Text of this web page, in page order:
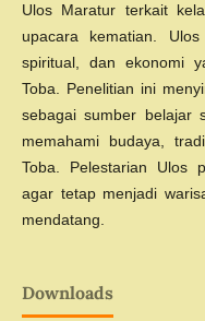
Ulos Maratur terkait
upacara kematian.
spiritual, dan ekonomi
Toba. Penelitian ini
sebagai sumber belajar
memahami budaya,
Toba. Pelestarian Ulos
agar tetap menjadi
mendatang.
Downloads